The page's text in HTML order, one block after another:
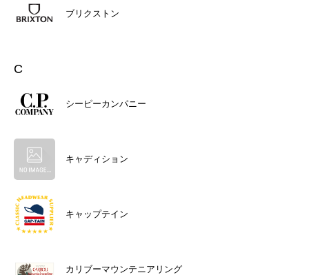
ブリクストン
C
シーピーカンパニー
キャディション
キャップテイン
カリブーマウンテニアリング